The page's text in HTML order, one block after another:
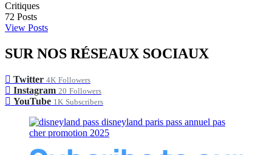
Critiques
72 Posts
View Posts
SUR NOS RÉSEAUX SOCIAUX
Twitter 4K Followers
Instagram 20 Followers
YouTube 1K Subscribers